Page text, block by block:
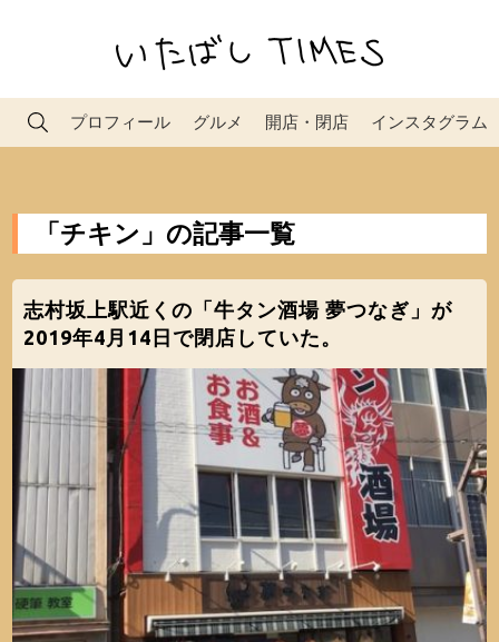
プロフィール グルメ 開店・閉店 インスタグラム
「チキン」の記事一覧
志村坂上駅近くの「牛タン酒場 夢つなぎ」が
2019年4月14日で閉店していた。